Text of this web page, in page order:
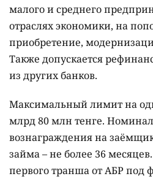
малого и среднего
отраслях экономики, на
приобретение,
Также допускается
из других банков.
Максимальный лимит на
млрд 80 млн тенге.
вознаграждения на
займа – не более 36
первого транша от АБР под